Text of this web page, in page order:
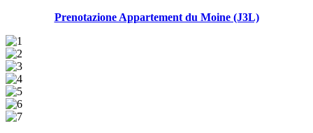
Prenotazione Appartement du Moine (J3L)